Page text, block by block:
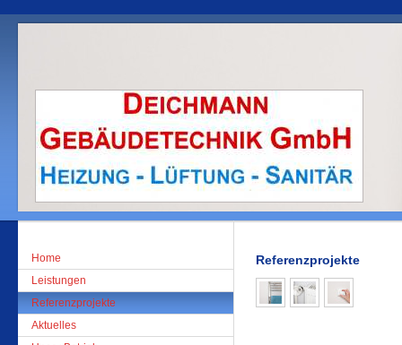
Home
Leistungen
Referenzprojekte
Aktuelles
Referenzprojekte